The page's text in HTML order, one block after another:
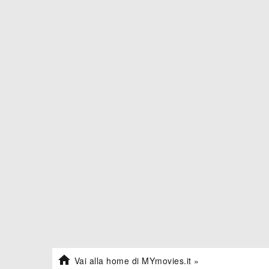
 Vai alla home di MYmovies.it »